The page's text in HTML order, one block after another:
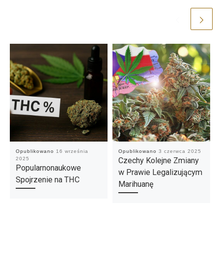
Opublikowano
16 września
2025
Popularnonaukowe
Spojrzenie na THC
Opublikowano 3 czerwca 2025
Czechy Kolejne Zmiany
w Prawie Legalizującym
Marihuanę